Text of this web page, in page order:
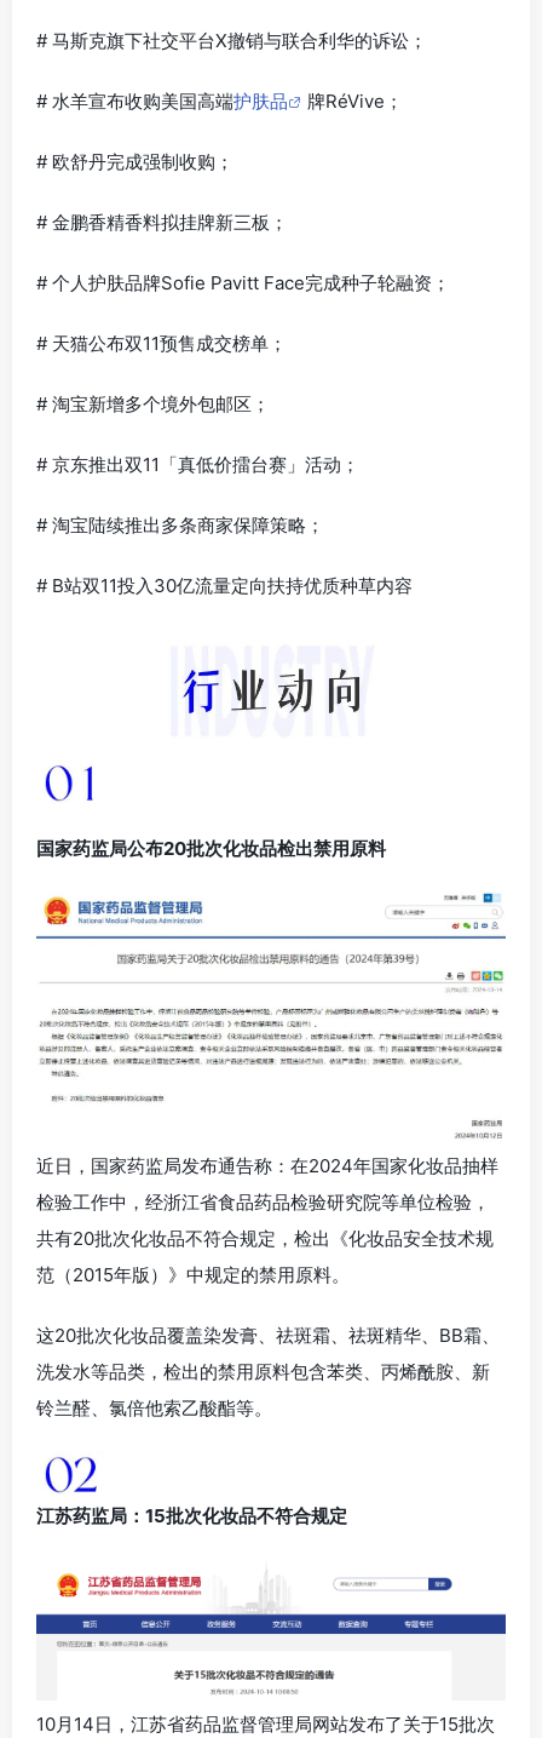
# 马斯克旗下社交平台X撤销与联合利华的诉讼；
# 水羊宣布收购美国高端护肤品 牌RéVive；
# 欧舒丹完成强制收购；
# 金鹏香精香料拟挂牌新三板；
# 个人护肤品牌Sofie Pavitt Face完成种子轮融资；
# 天猫公布双11预售成交榜单；
# 淘宝新增多个境外包邮区；
# 京东推出双11「真低价擂台赛」活动；
# 淘宝陆续推出多条商家保障策略；
# B站双11投入30亿流量定向扶持优质种草内容
国家药监局公布20批次化妆品检出禁用原料
近日，国家药监局发布通告称：在2024年国家化妆品抽样
检验工作中，经浙江省食品药品检验研究院等单位检验，
共有20批次化妆品不符合规定，检出《化妆品安全技术规
范（2015年版）》中规定的禁用原料。
这20批次化妆品覆盖染发膏、祛斑霜、祛斑精华、BB霜、
洗发水等品类，检出的禁用原料包含苯类、丙烯酰胺、新
铃兰醛、氯倍他索乙酸酯等。
江苏药监局：15批次化妆品不符合规定
10月14日，江苏省药品监督管理局网站发布了关于15批次